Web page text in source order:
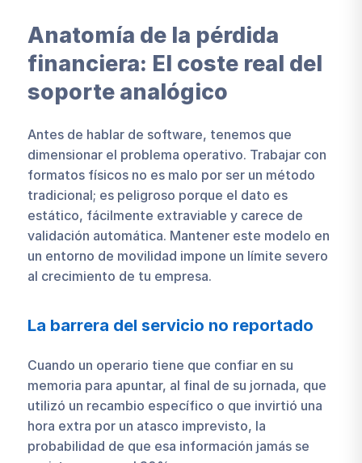
Anatomía de la pérdida
financiera: El coste real del
soporte analógico
Antes de hablar de software, tenemos que
dimensionar el problema operativo. Trabajar con
formatos físicos no es malo por ser un método
tradicional; es peligroso porque el dato es
estático, fácilmente extraviable y carece de
validación automática. Mantener este modelo en
un entorno de movilidad impone un límite severo
al crecimiento de tu empresa.
La barrera del servicio no reportado
Cuando un operario tiene que confiar en su
memoria para apuntar, al final de su jornada, que
utilizó un recambio específico o que invirtió una
hora extra por un atasco imprevisto, la
probabilidad de que esa información jamás se